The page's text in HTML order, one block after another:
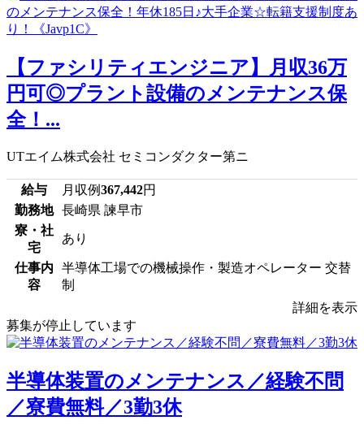
【ファシリティエンジニア】月収36万
円可◎プラント設備のメンテナンス保
全！...
UTエイム株式会社 セミコンダクター第ニ
給与 月収例367,442円
勤務地
長崎県 諫早市
寮・社
宅
あり
仕事内
容
半導体工場での機械操作・製造オペレーター 交替
制
詳細を表示
募集が停止しています
半導体装置のメンテナンス／経験不問
／寮費無料／3勤3休